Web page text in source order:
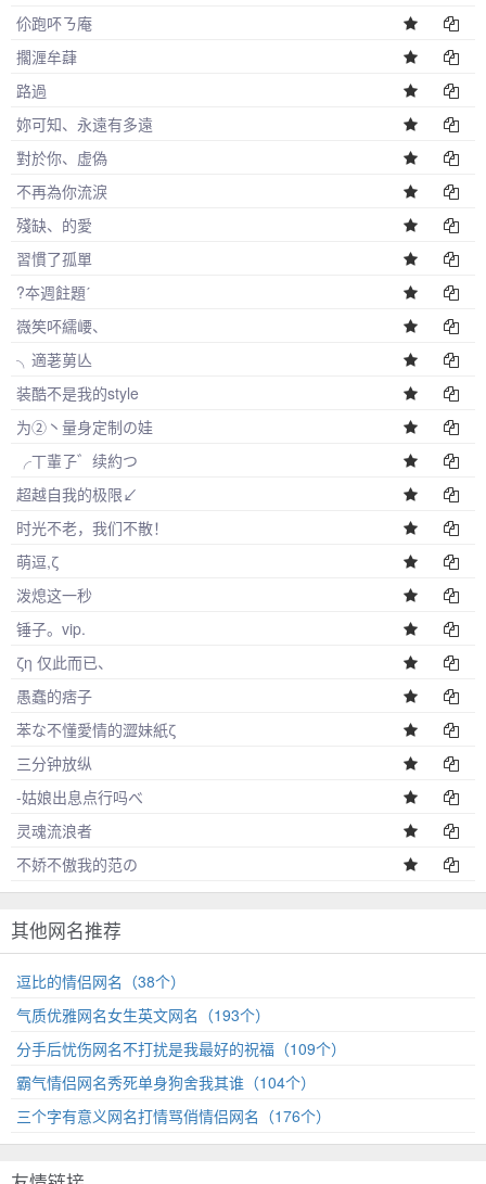
伱跑吥ㄋ庵
擱湹牟蕼
路過
妳可知、永遠有多遠
對於你、虚偽
不再為你流淚
殘缺、的愛
習慣了孤單
?夲週飳題ˊ
嶶笶吥繻崾、
╮適荖莮亾
装酷不是我的style
为②丶量身定制の娃
╭丅輩孒゛续約つ
超越自我的极限↙
时光不老，我们不散！
萌逗,ζ
泼熄这一秒
锤子。vip.
ζη 仅此而已、
愚蠢的痞子
苯な不懂愛情的澀妹紙ζ
三分钟放纵
-姑娘出息点行吗べ
灵魂流浪者
不娇不傲我的范の
其他网名推荐
逗比的情侣网名（38个）
气质优雅网名女生英文网名（193个）
分手后忧伤网名不打扰是我最好的祝福（109个）
霸气情侣网名秀死单身狗舍我其谁（104个）
三个字有意义网名打情骂俏情侣网名（176个）